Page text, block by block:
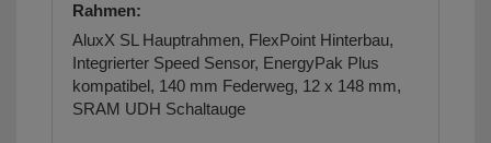
Rahmen:
AluxX SL Hauptrahmen, FlexPoint Hinterbau,
Integrierter Speed Sensor, EnergyPak Plus
kompatibel, 140 mm Federweg, 12 x 148 mm,
SRAM UDH Schaltauge